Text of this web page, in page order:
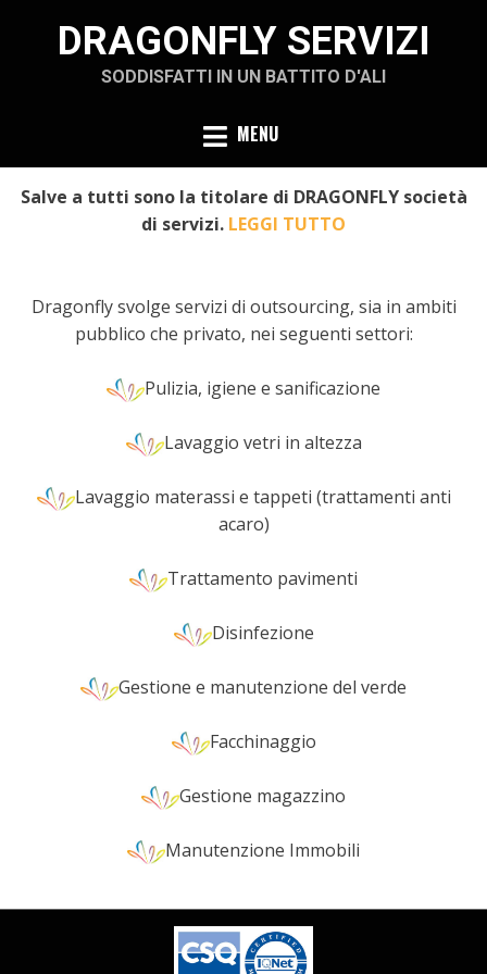
DRAGONFLY SERVIZI
SODDISFATTI IN UN BATTITO D'ALI
MENU
Salve a tutti sono la titolare di DRAGONFLY società
di servizi. LEGGI TUTTO
Dragonfly svolge servizi di outsourcing, sia in ambiti
pubblico che privato, nei seguenti settori:
Pulizia, igiene e sanificazione
Lavaggio vetri in altezza
Lavaggio materassi e tappeti (trattamenti anti
acaro)
Trattamento pavimenti
Disinfezione
Gestione e manutenzione del verde
Facchinaggio
Gestione magazzino
Manutenzione Immobili